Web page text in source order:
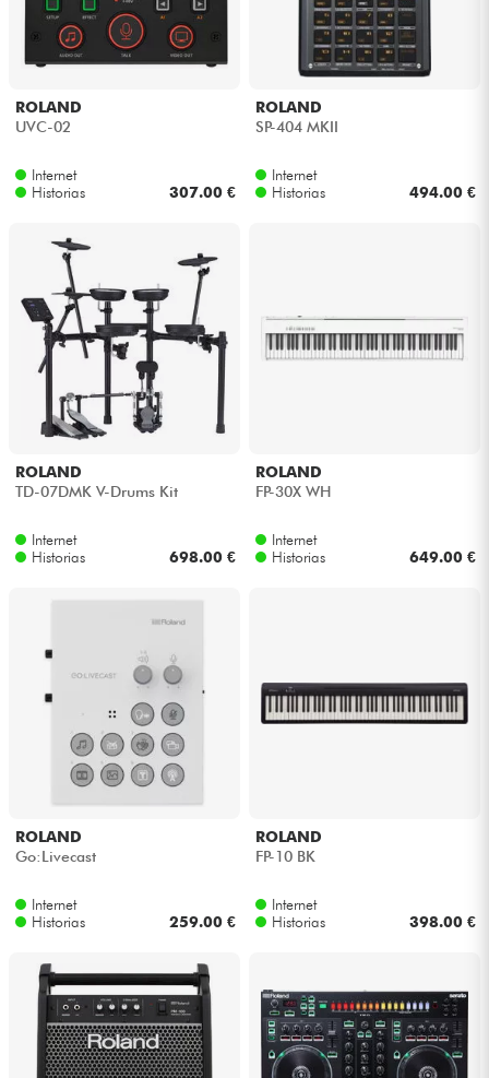
ROLAND
UVC-02
Internet
Historias
307.00 €
ROLAND
SP-404 MKII
Internet
Historias
494.00 €
ROLAND
TD-07DMK V-Drums Kit
Internet
Historias
698.00 €
ROLAND
FP-30X WH
Internet
Historias
649.00 €
ROLAND
Go:Livecast
Internet
Historias
259.00 €
ROLAND
FP-10 BK
Internet
Historias
398.00 €